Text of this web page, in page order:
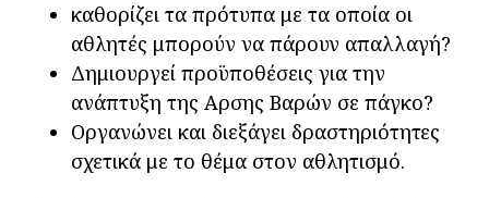
καθορίζει τα πρότυπα με τα οποία οι
αθλητές μπορούν να πάρουν απαλλαγή?
Δημιουργεί προϋποθέσεις για την
ανάπτυξη της Αρσης Βαρών σε πάγκο?
Οργανώνει και διεξάγει δραστηριότητες
σχετικά με το θέμα στον αθλητισμό.